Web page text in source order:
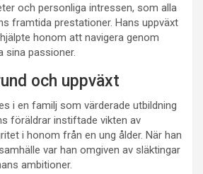
och personliga intressen, som alla
framtida prestationer. Hans uppväxt
honom att navigera genom
sina passioner.
och uppväxt
i en familj som värderade utbildning
föräldrar instiftade vikten av
i honom från en ung ålder. När han
var han omgiven av släktingar
ambitioner.